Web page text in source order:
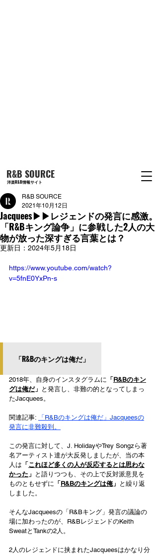
R&B SOURCE
洋楽R&B情報サイト
Jacquees▶︎▶︎レジェンドの発言に感激。
「R&Bキング論争」に参戦した2人の大
物が放った深すぎる言葉とは？
R&B SOURCE
2021年10月12日
更新日： 2024年5月18日
https://www.youtube.com/watch?
v=5fnE0YxPn-s
「R&Bのキングは俺だ」
2018年、自身のインスタグラムに 「 R&Bのキン
グは俺だ」 と発言し、非難の的となってしまっ
たJacquees。
関連記事:
「R&Bのキングは俺だ」Jacqueesの
発言に非難殺到。
この発言に対して、J. HolidayやTrey Songzら著
名アーティスト達が大反発しましたが、当の本
人は 「 これほど多くの人が反応するとは思わな
かった 」 と語りつつも、その上で反対派意見を
ものともせずに 「 R&Bのキングは俺 」 と繰り返
しました。
そんなJacqueesの「R&Bキング」発言の議論の
場に加わったのが、R&BレジェンドのKeith
SweatとTankの2人。
2人のレジェンドに挟まれたJacqueesはかなり分